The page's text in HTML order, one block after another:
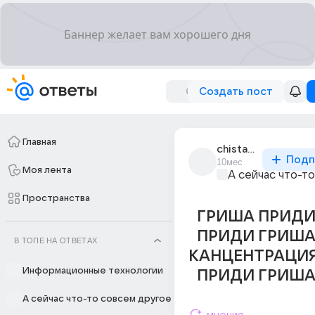
Создать пост
Главная
Моя лента
Пространства
В ТОПЕ НА ОТВЕТАХ
Информационные технологии
А сейчас что-то совсем другое
chistaya_pravda
10мес
А сейчас что-
ГРИША
ПРИДИ
ПРИДИ